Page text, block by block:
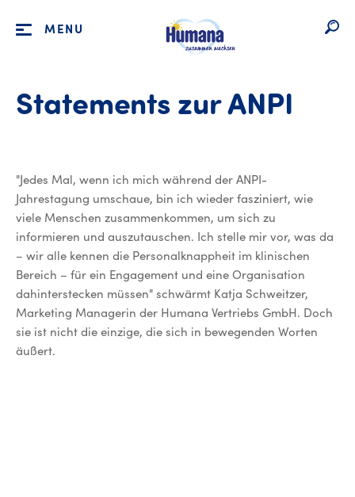
MENU
Statements zur ANPI
"Jedes Mal, wenn ich mich während der ANPI-
Jahrestagung umschaue, bin ich wieder fasziniert, wie
viele Menschen zusammenkommen, um sich zu
informieren und auszutauschen. Ich stelle mir vor, was da
– wir alle kennen die Personalknappheit im klinischen
Bereich – für ein Engagement und eine Organisation
dahinterstecken müssen" schwärmt Katja Schweitzer,
Marketing Managerin der Humana Vertriebs GmbH. Doch
sie ist nicht die einzige, die sich in bewegenden Worten
äußert.